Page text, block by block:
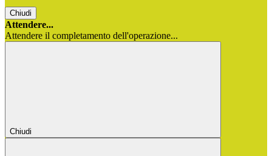
Chiudi
Attendere...
Attendere il completamento dell'operazione...
Chiudi